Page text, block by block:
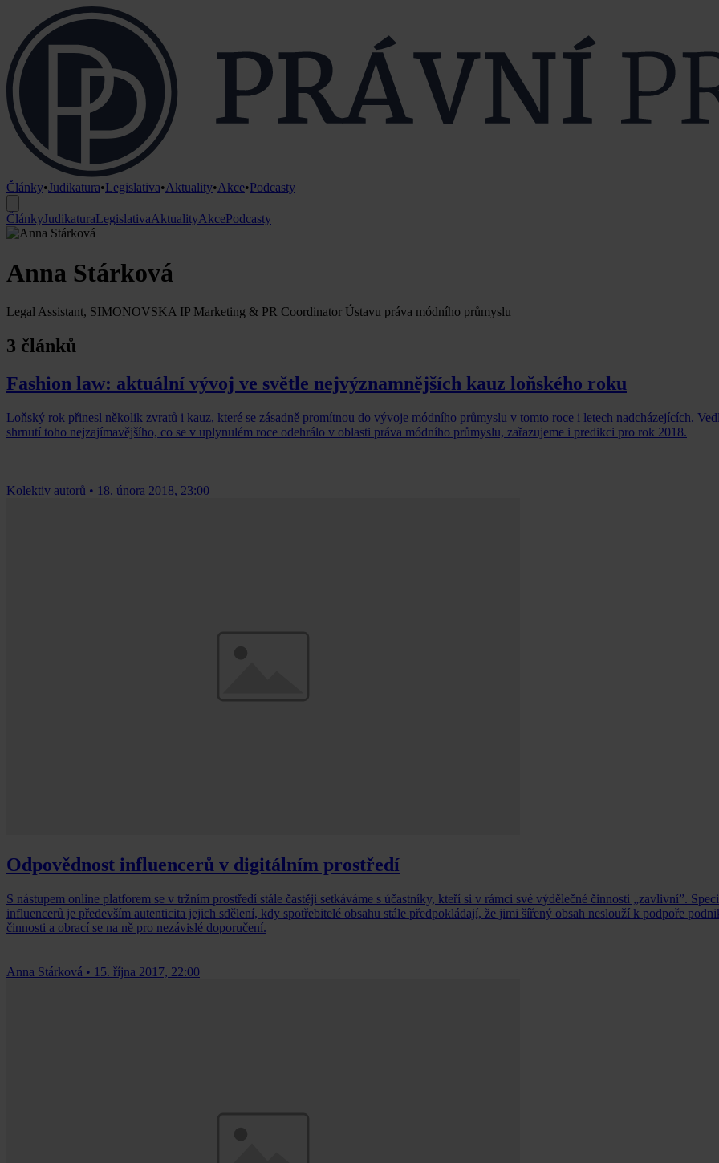
Články•Judikatura•Legislativa•Aktuality•Akce•Podcasty
ČlánkyJudikaturaLegislativaAktualityAkcePodcasty
Anna Stárková
Legal Assistant, SIMONOVSKA IP Marketing & PR Coordinator Ústavu práva módního průmyslu
3 článků
Fashion law: aktuální vývoj ve světle nejvýznamnějších kauz loňského roku
Loňský rok přinesl několik zvratů i kauz, které se zásadně promítnou do vývoje módního průmyslu v tomto roce i letech nadcházejících.
shrnutí toho nejzajímavějšího, co se v uplynulém roce odehrálo v oblasti práva módního průmyslu, zařazujeme i predikci pro rok 2018.
Kolektiv autorů • 18. února 2018, 23:00
Odpovědnost influencerů v digitálním prostředí
S nástupem online platforem se v tržním prostředí stále častěji setkáváme s účastníky, kteří si v rámci své výdělečné činnosti „zavlivní”.
influencerů je především autenticita jejich sdělení, kdy spotřebitelé obsahu stále předpokládají, že jimi šířený obsah neslouží k podpoře
činnosti a obrací se na ně pro nezávislé doporučení.
Anna Stárková • 15. října 2017, 22:00